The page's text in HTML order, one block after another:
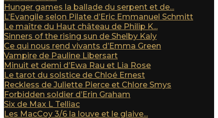
Hunger games la ballade du serpent et de...
L’Evangile selon Pilate d’Eric Emmanuel Schmitt
Le maître du Haut château de Philip K...
Sinners of the rising sun de Shelby Kaly
Ce qui nous rend vivants d’Emma Green
Vampire de Pauline Libersart
Minuit et demi d’Ewa Rau et Lia Rose
Le tarot du solstice de Chloé Ernest
Reckless de Juliette Pierce et Chlore Smys
Forbidden soldier d’Erin Graham
Six de Max L Telliac
Les MacCoy 3/6 la louve et le glaive...